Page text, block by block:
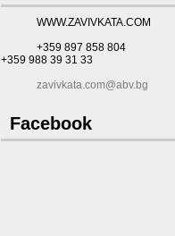
WWW.ZAVIVKATA.COM
+359 897 858 804
+359 988 39 31 33
zavivkata.com@abv.bg
Facebook